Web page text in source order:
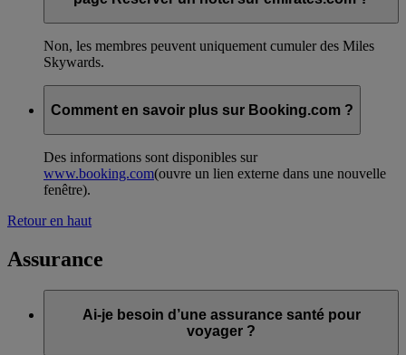
Non, les membres peuvent uniquement cumuler des Miles
Skywards.
Comment en savoir plus sur Booking.com ?
Des informations sont disponibles sur
www.booking.com(ouvre un lien externe dans une nouvelle
fenêtre).
Retour en haut
Assurance
Ai-je besoin d’une assurance santé pour
voyager ?